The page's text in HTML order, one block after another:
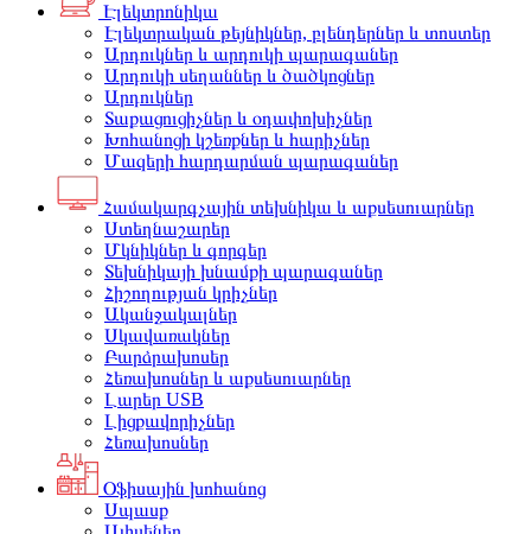
Էլեկտրոնիկա
Էլեկտրական թեյնիկներ, բլենդերներ և տոստեր
Արդուկներ և արդուկի պարագաներ
Արդուկի սեղաններ և ծածկոցներ
Արդուկներ
Տաքացուցիչներ և օդափոխիչներ
Խոհանոցի կշեռքներ և հարիչներ
Մազերի հարդարման պարագաներ
Համակարգչային տեխնիկա և աքսեսուարներ
Ստեղնաշարեր
Մկնիկներ և գորգեր
Տեխնիկայի խնամքի պարագաներ
Հիշողության կրիչներ
Ականջակալներ
Սկավառակներ
Բարձրախոսեր
Հեռախոսներ և աքսեսուարներ
Լարեր USB
Լիցքավորիչներ
Հեռախոսներ
Օֆիսային խոհանոց
Սպասք